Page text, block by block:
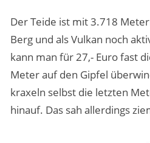
Der Teide ist mit 3.718
Berg und als Vulkan noch
kann man für 27,- Euro fast
Meter auf den Gipfel
kraxeln selbst die letzten
hinauf. Das sah allerdings